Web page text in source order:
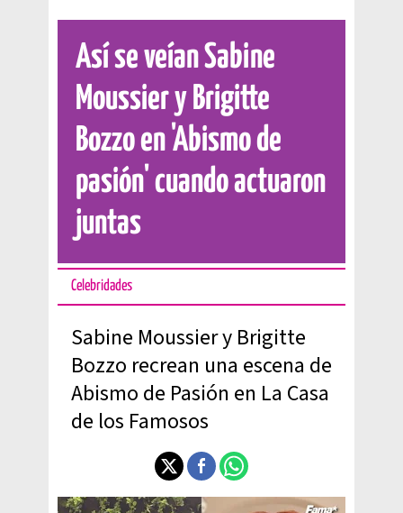
Así se veían Sabine
Moussier y Brigitte
Bozzo en 'Abismo de
pasión' cuando actuaron
juntas
Celebridades
Sabine Moussier y Brigitte
Bozzo recrean una escena de
Abismo de Pasión en La Casa
de los Famosos